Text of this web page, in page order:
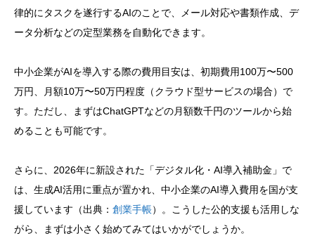
律的にタスクを遂行するAIのことで、メール対応や書類作成、デ
ータ分析などの定型業務を自動化できます。
中小企業がAIを導入する際の費用目安は、初期費用100万〜500
万円、月額10万〜50万円程度（クラウド型サービスの場合）で
す。ただし、まずはChatGPTなどの月額数千円のツールから始
めることも可能です。
さらに、2026年に新設された「デジタル化・AI導入補助金」で
は、生成AI活用に重点が置かれ、中小企業のAI導入費用を国が支
援しています（出典： 創業手帳）。こうした公的支援も活用しな
がら、まずは小さく始めてみてはいかがでしょうか。